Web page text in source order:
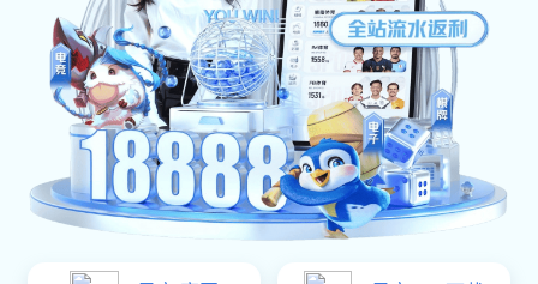
教导官琴V，这款以香槟金为主题色的演奏琴，以其编钟
般的音色和简约而不失优雅的设计，为孩子们打造了一个
充满乐趣的学习和娱乐平台。它的每个琴键都经过精心调
校，确保发出的音质纯净而悦耳，为孩子们带来高品质的
音乐体验。